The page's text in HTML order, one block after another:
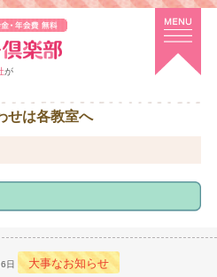
が
せは各教室へ
日 大事なお知らせ